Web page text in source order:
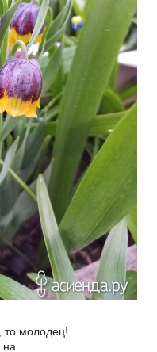
то молодец!
на